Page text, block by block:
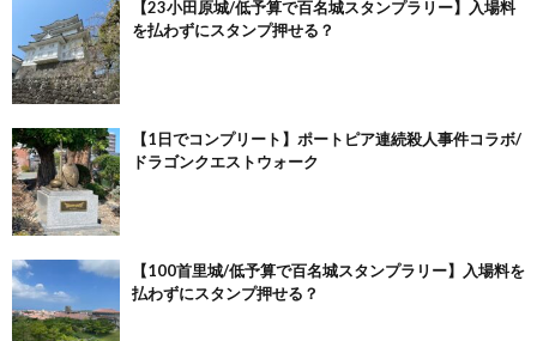
【23小田原城/低予算で百名城スタンプラリー】入場料
を払わずにスタンプ押せる？
【1日でコンプリート】ポートピア連続殺人事件コラボ/
ドラゴンクエストウォーク
【100首里城/低予算で百名城スタンプラリー】入場料を
払わずにスタンプ押せる？